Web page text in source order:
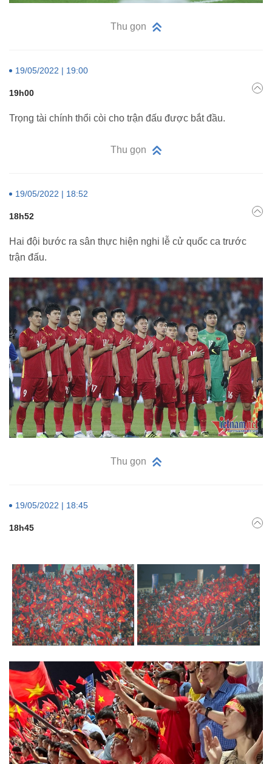
Thu gọn
19/05/2022 | 19:00
19h00
Trọng tài chính thổi còi cho trận đấu được bắt đầu.
Thu gọn
19/05/2022 | 18:52
18h52
Hai đội bước ra sân thực hiện nghi lễ cử quốc ca trước
trận đấu.
Thu gọn
19/05/2022 | 18:45
18h45